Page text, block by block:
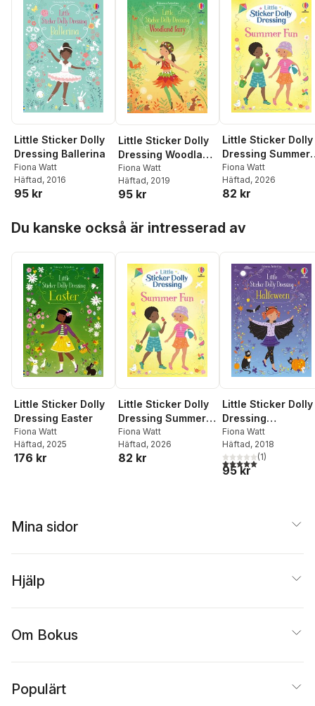
Little Sticker Dolly
Dressing Ballerina
Fiona Watt
Häftad, 2016
95 kr
Little Sticker Dolly
Dressing Woodland
Fairy
Fiona Watt
Häftad, 2019
95 kr
Little Sticker Dolly
Dressing Summer
Fun
Fiona Watt
Häftad, 2026
82 kr
Du kanske också är intresserad av
Little Sticker Dolly
Dressing Easter
Fiona Watt
Häftad, 2025
176 kr
Little Sticker Dolly
Dressing Summer
Fun
Fiona Watt
Häftad, 2026
82 kr
Little Sticker Dolly
Dressing
Halloween
Fiona Watt
Häftad, 2018
5,0utav 5 stjärnor.
(1)
95 kr
Mina sidor
Hjälp
Om Bokus
Populärt